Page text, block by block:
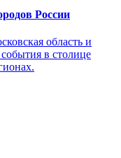
России
область и
в столице